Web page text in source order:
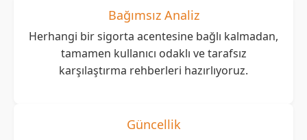
Bağımsız Analiz
Herhangi bir sigorta acentesine bağlı kalmadan,
tamamen kullanıcı odaklı ve tarafsız
karşılaştırma rehberleri hazırlıyoruz.
Güncellik